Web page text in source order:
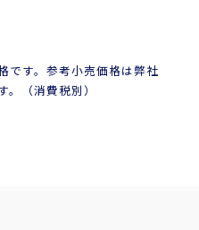
です。参考小売価格は弊社
（消費税別）